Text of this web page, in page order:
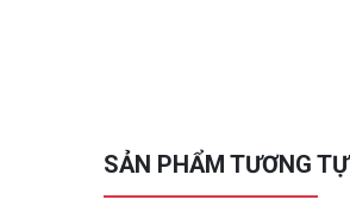
SẢN PHẨM TƯƠNG TỰ